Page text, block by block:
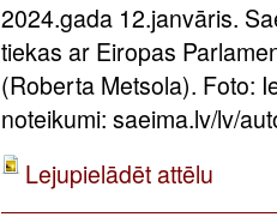
2024.gada 12.janvāris.
tiekas ar Eiropas
(Roberta Metsola). Foto:
noteikumi: saeima.lv/lv/
Lejupielādēt attēlu